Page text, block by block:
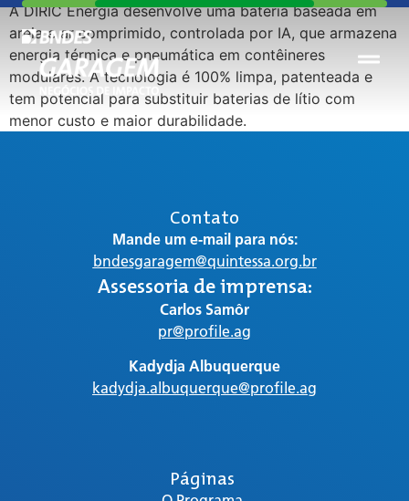
A DIRIC Energia desenvolve uma bateria baseada em
areia e ar comprimido, controlada por IA, que armazena
energia térmica e pneumática em contêineres
modulares. A tecnologia é 100% limpa, patenteada e
tem potencial para substituir baterias de lítio com
menor custo e maior durabilidade.
Páginas
Contato
Mande um e-mail para nós:
bndesgaragem@quintessa.org.br
Assessoria de imprensa:
Carlos Samôr
pr@profile.ag
Kadydja Albuquerque
kadydja.albuquerque@profile.ag